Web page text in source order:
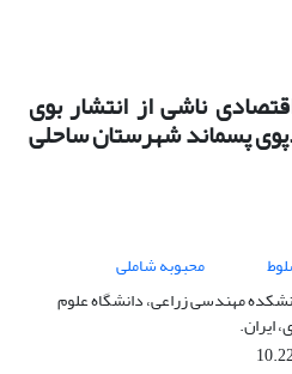
ناشی از انتشار بوی
پسماند شهرستان ساحلی
محبوبه شاملی
مهندسی زراعی، دانشگاه علوم
ایران.